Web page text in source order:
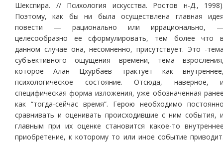
Шекспира. // Психология искусства. Ростов н-Д.,
Поэтому, как бы ни была осуществлена главная
повести — рационально или иррационально,
целесообразно ее сформулировать, тем более что
данном случае она, несомненно, присутствует. Это -
субъективного ощущения времени, тема
которое Алан Цхурбаев трактует как
психологическое состояние. Отсюда, наверное,
специфическая форма изложения, уже обозначенная
как “тогда-сейчас время”. Герою необходимо
сравнивать и оценивать происходившие с ним события,
главным при их оценке становится какое-то
приобретение, к которому то или иное событие